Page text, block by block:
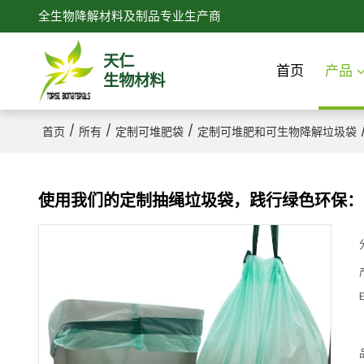
全生物降解材料及制品专业生产商
天仁
生物材料
首页 产品
首页 / 所有 / 定制可堆肥袋 / 定制可堆肥和可生物降解垃圾袋
使用我们的定制抽绳垃圾袋，践行绿色环保